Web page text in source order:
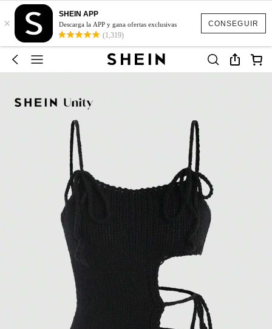
CONSEGUIR
×
SHEIN APP
Descarga la APP y gana ofertas exclusivas
(1,319)